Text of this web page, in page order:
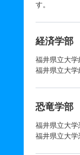
す。
経済学部
福井県立大
福井県立大
恐竜学部
福井県立大
福井県立大